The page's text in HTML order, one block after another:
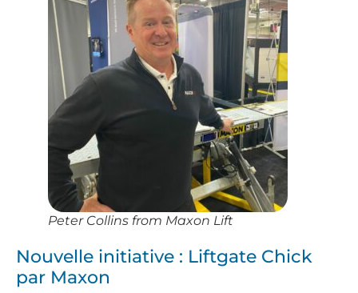
Peter Collins from Maxon Lift
Nouvelle initiative : Liftgate Chick
par Maxon